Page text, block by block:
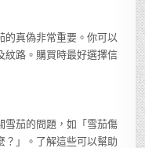
的真偽非常重要。你可以
紋路。購買時最好選擇信
雪茄的問題，如「雪茄傷
？」。了解這些可以幫助